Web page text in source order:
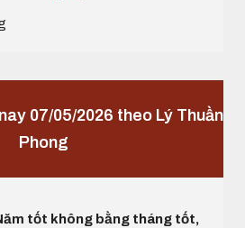
07/05/2026 theo Lý Thuần
Phong
tốt không bằng tháng tốt,